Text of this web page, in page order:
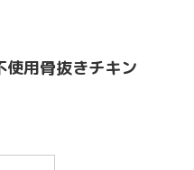
用骨抜きチキン